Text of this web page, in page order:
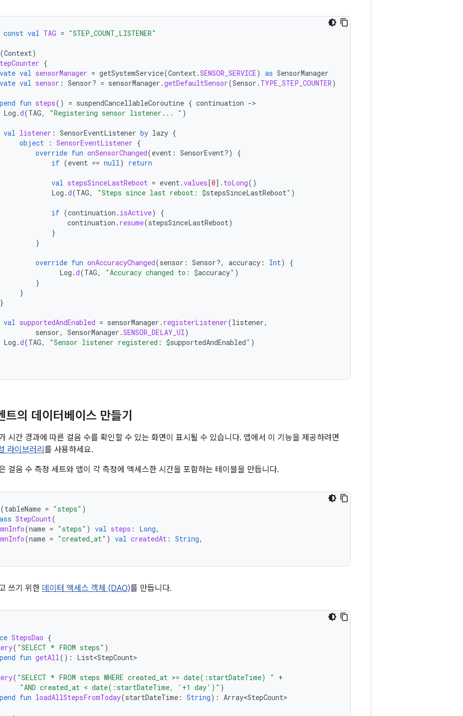
const val TAG = "STEP_COUNT_LISTENER"
(Context)
{
val sensorManager = getSystemService(Context.SENSOR_SERVICE) as SensorManager
val sensor : Sensor? = sensorManager .getDefaultSensor(Sensor . TYPE_STEP_COUNTER)
fun steps() = suspendCancellableCoroutine { continuation -
Log .d(TAG, "Registering sensor listener... " )
val listener : SensorEventListener by lazy {
object
: SensorEventListener {
override fun onSensorChanged(event : SensorEvent?)
{
if (event == null) return
val stepsSinceLastReboot = event.values[0] . toLong()
Log .d(TAG, "Steps since last reboot: $stepsSinceLastReboot" )
if (continuation . isActive)
{
continuation . resume(stepsSinceLastReboot)
}
}
override fun onAccuracyChanged(sensor : Sensor?, accuracy : Int)
{
Log .d(TAG, "Accuracy changed to: $accuracy" )
}
}
}
val supportedAndEnabled = sensorManager . registerListener(listener,
sensor, SensorManager .SENSOR_DELAY_UI)
Log .d(TAG, "Sensor listener registered: $supportedAndEnabled" )
트의 데이터베이스 만들기
시간 경과에 따른 걸음 수를 확인할 수 있는 화면이 표시될 수 있습니다. 앱에서 이 기능을 제공하려면
라이브러리를 사용하세요.
걸음 수 측정 세트와 앱이 각 측정에 액세스한 시간을 포함하는 테이블을 만듭니다.
(tableName = "steps" )
StepCount(
(name = "steps" ) val steps : Long,
(name = "created_at" ) val createdAt : String,
쓰기 위한 데이터 액세스 객체 (DAO)를 만듭니다.
StepsDao {
( "SELECT * FROM steps" )
fun getAll(): List<StepCount>
( "SELECT * FROM steps WHERE created_at >= date(:startDateTime) "
+
"AND created_at < date(:startDateTime, '+1 day')" )
fun loadAllStepsFromToday(startDateTime : String): Array<StepCount>